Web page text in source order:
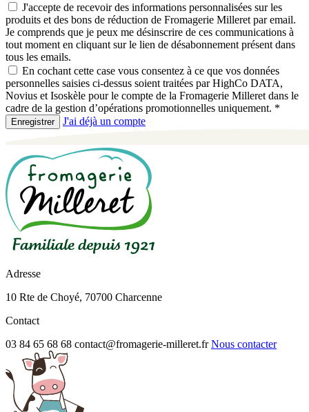
J'accepte de recevoir des informations personnalisées sur les
produits et des bons de réduction de Fromagerie Milleret par email.
Je comprends que je peux me désinscrire de ces communications à
tout moment en cliquant sur le lien de désabonnement présent dans
tous les emails.
En cochant cette case vous consentez à ce que vos données
personnelles saisies ci-dessus soient traitées par HighCo DATA,
Novius et Isoskèle pour le compte de la Fromagerie Milleret dans le
cadre de la gestion d’opérations promotionnelles uniquement. *
Enregistrer J'ai déjà un compte
Adresse
10 Rte de Choyé, 70700 Charcenne
Contact
03 84 65 68 68 contact@fromagerie-milleret.fr Nous contacter